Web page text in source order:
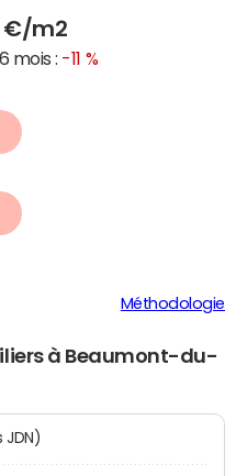
€/m2
mois : -11 %
Méthodologie
à Beaumont-du-
JDN)